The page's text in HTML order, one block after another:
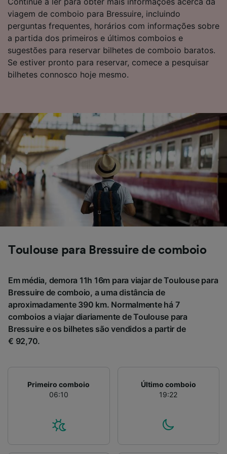
viagem de comboio para Bressuire, incluindo
perguntas frequentes, horários com informações sobre
a partida dos primeiros e últimos comboios e
sugestões para reservar bilhetes de comboio baratos.
Se estiver pronto para reservar, comece a pesquisar
bilhetes connosco hoje mesmo.
Toulouse para Bressuire de comboio
Em média, demora 11h 16m para viajar de Toulouse para
Bressuire de comboio, a uma distância de
aproximadamente 390 km. Normalmente há 7
comboios a viajar diariamente de Toulouse para
Bressuire e os bilhetes são vendidos a partir de
€ 92,70.
Primeiro comboio
06:10
Último comboio
19:22
não serão utilizados para fins de rastreamento
se você tiver pedido para não ser rastreado.
Nós e nossos parceiros processamos os
dados para fornecer:
Usar dados exatos de geolocalização.
Verificar ativamente as características do
medição de publicidade e conteúdo, pesquisa
de público e desenvolvimento de serviços..
Lista de parceiros (fornecedores)